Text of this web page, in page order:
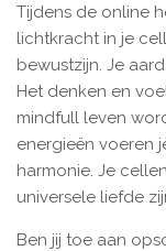
Tijdens de online
lichtkracht in je
bewustzijn. Je
Het denken en
mindfull leven
energieën voeren
harmonie. Je
universele liefde
Ben jij toe aan